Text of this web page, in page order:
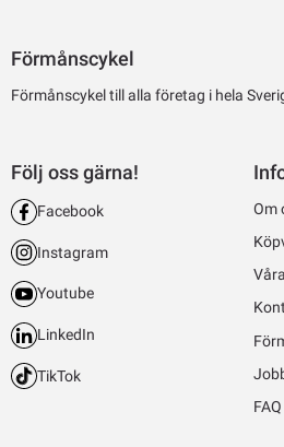
Förmånscykel
Förmånscykel till alla företag i hela
Följ oss gärna!
Facebook
Instagram
Youtube
LinkedIn
TikTok
Om